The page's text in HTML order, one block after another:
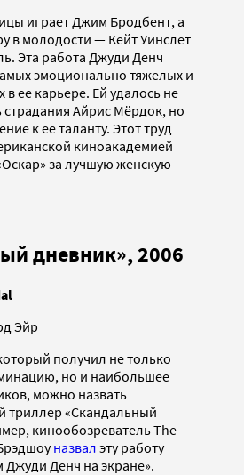
играет Джим Бродбент, а
в молодости — Кейт Уинслет
Эта работа Джуди Денч
эмоционально тяжелых и
ее карьере. Ей удалось не
страдания Айрис Мёрдок, но
к ее таланту. Этот труд
киноакадемией
за лучшую женскую
дневник», 2006
Эйр
получил не только
но и наибольшее
можно назвать
триллер «Скандальный
кинообозреватель The
назвал эту работу
Джуди Денч на экране».